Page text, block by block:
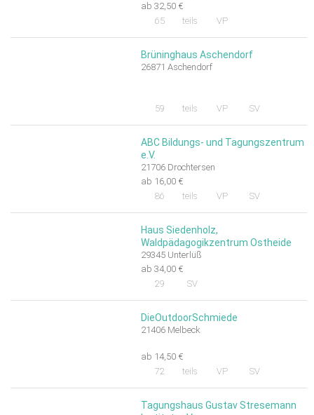
ab 32,50 €
65
teils VP
Brüninghaus Aschendorf
26871 Aschendorf
59 teils VP SV
ABC Bildungs- und Tagungszentrum
e.V.
21706 Drochtersen
ab 16,00 €
86
teils VP SV
Haus Siedenholz,
Waldpädagogikzentrum Ostheide
29345 Unterlüß
ab 34,00 €
29
SV
DieOutdoorSchmiede
21406 Melbeck
ab 14,50 €
72
teils VP SV
Tagungshaus Gustav Stresemann